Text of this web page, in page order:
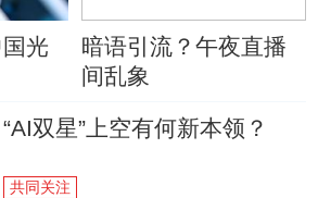
光
暗语引流？午夜直播
间乱象
“AI双星”上空有何新本领？
共同关注